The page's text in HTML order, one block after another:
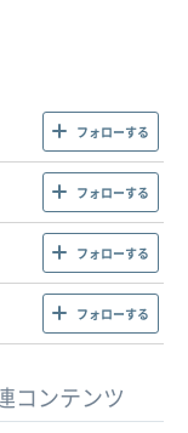
フォローする
フォローする
フォローする
フォローする
コンテンツ